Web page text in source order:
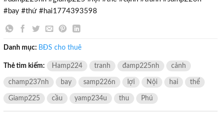
#bay #thứ #hai1774393598
Danh mục: BĐS cho thuê
Thẻ tìm kiếm: Hamp224 tranh đamp225nh cảnh
champ237nh bay samp226n lợi Nội hai thể
Giamp225 cầu yamp234u thu Phú